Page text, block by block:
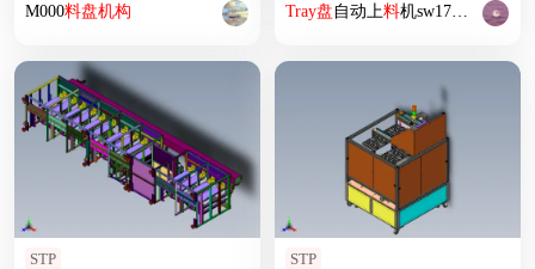
M000料盘机构 Tray盘自动上料机sw17可编辑
STP STP